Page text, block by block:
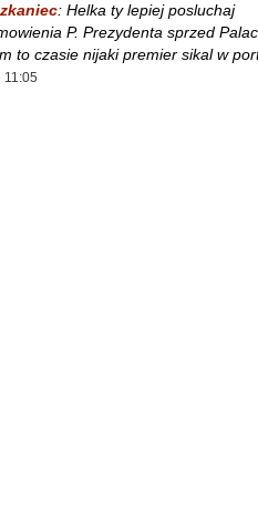
: Helka ty lepiej posluchaj
P. Prezydenta sprzed
to czasie nijaki premier sikal w
11:05